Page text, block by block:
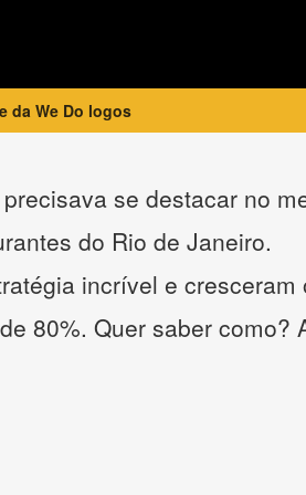
da We Do logos
se destacar no
do Rio de Janeiro.
incrível e cresceram
80%. Quer saber como?